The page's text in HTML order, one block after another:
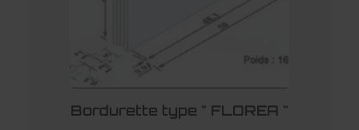
Bordurette type " FLOREA "